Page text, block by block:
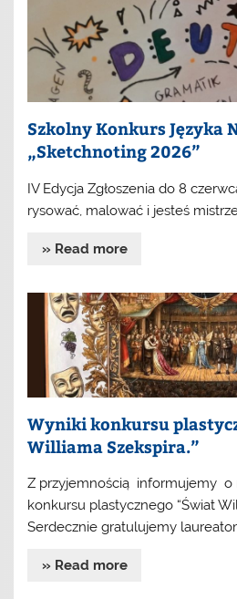
Szkolny Konkurs Języka
„Sketchnoting 2026”
IV Edycja Zgłoszenia do 8
rysować, malować i jesteś
» Read more
Wyniki konkursu
Williama Szekspira.”
Z przyjemnością informujemy o
konkursu plastycznego “Świat
Serdecznie gratulujemy
» Read more